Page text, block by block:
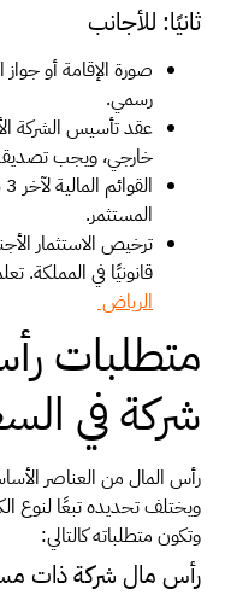
ثانيًا: للأجانب
صورة الإقامة أو
رسمي.
عقد تأسيس الشركة
خارجي، ويجب
المستثمر.
ترخيص الاستثمار
قانونيًا في المملكة.
الرياض
متطلبات
شركة في
رأس المال من العناصر
ويختلف تحديده تبعًا لنوع
وتكون متطلباته كالتالي:
رأس مال شركة ذات